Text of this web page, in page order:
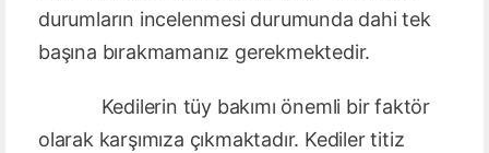
durumların incelenmesi durumunda dahi tek
başına bırakmamanız gerekmektedir.
Kedilerin tüy bakımı önemli bir faktör
olarak karşımıza çıkmaktadır. Kediler titiz